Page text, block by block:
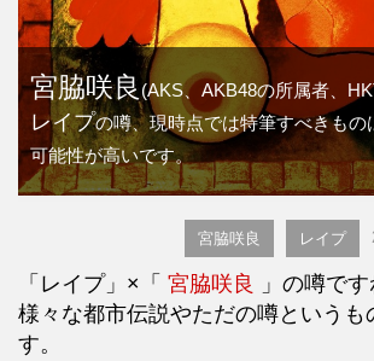
宮脇咲良 (AKS、AKB48の所属者、
レイプの噂、現時点では特筆すべきもの
可能性が高いです。
宮脇咲良 レイプ
「レイプ」×「 宮脇咲良
」の噂で
様々な都市伝説やただの噂というも
す。